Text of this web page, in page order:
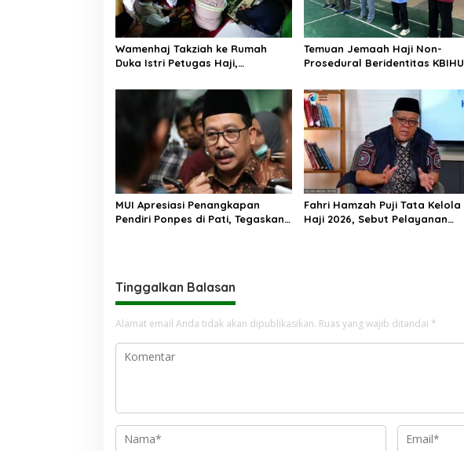
Wamenhaj Takziah ke Rumah
Duka Istri Petugas Haji,
Penghormatan atas Amanah
yang Tetap Ditunaikan
Temuan Jemaah Haji Non-
Prosedural Beridentitas KBIHU
Arahan Pusat
MUI Apresiasi Penangkapan
Pendiri Ponpes di Pati, Tegaskan
Fahri Hamzah Puji Tata Kelola
Haji 2026, Sebut Pelayanan
Tinggalkan Balasan
Alamat email Anda tidak akan dipublikasikan. Ruas yang wajib ditandai *